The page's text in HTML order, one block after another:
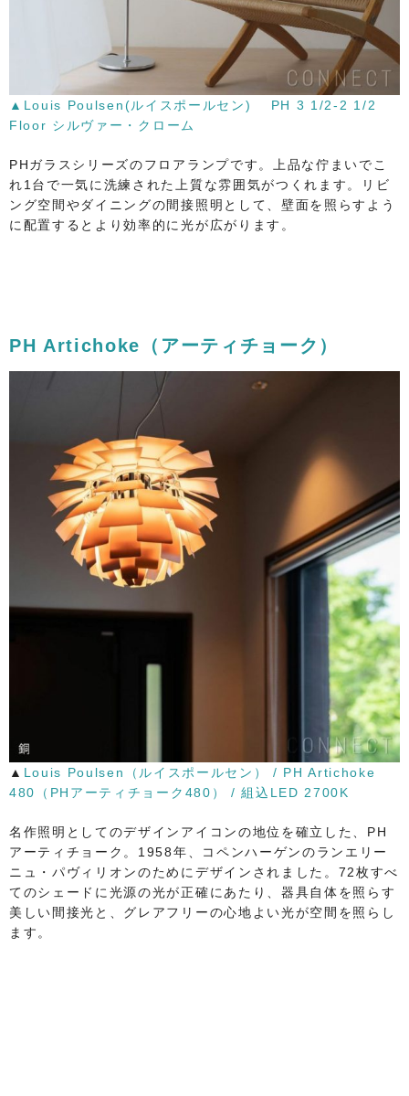
▲Louis Poulsen(ルイスポールセン) PH 3 1/2-2 1/2
Floor シルヴァー・クローム
PHガラスシリーズのフロアランプです。上品な佇まいでこ
れ1台で一気に洗練された上質な雰囲気がつくれます。リビ
ング空間やダイニングの間接照明として、壁面を照らすよう
に配置するとより効率的に光が広がります。
PH Artichoke（アーティチョーク）
▲ Louis Poulsen（ルイスポールセン） / PH Artichoke
480（PHアーティチョーク480） / 組込LED 2700K
名作照明としてのデザインアイコンの地位を確立した、PH
アーティチョーク。1958年、コペンハーゲンのランエリー
ニュ・パヴィリオンのためにデザインされました。72枚すべ
てのシェードに光源の光が正確にあたり、器具自体を照らす
美しい間接光と、グレアフリーの心地よい光が空間を照らし
ます。